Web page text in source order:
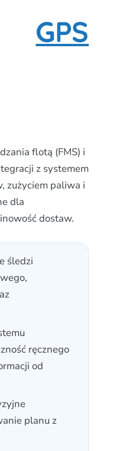
GPS
flotą (FMS) i
z systemem
zużyciem paliwa i
dla
dostaw.
śledzi
ręcznego
od
planu z